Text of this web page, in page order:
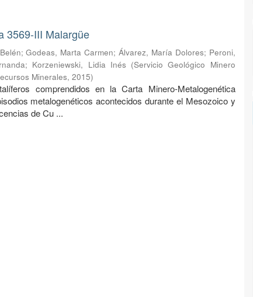
3569-III Malargüe
;Godeas, Marta Carmen; Álvarez, María Dolores; Peroni,
; Korzeniewski, Lidia Inés (Servicio Geológico Minero
Minerales,2015)
comprendidos en la Carta Minero-Metalogenética
metalogenéticos acontecidos durante el Mesozoico y
de Cu ...